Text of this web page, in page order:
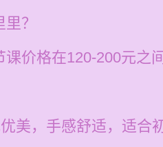
？
价格在120-200元之
美，手感舒适，适合